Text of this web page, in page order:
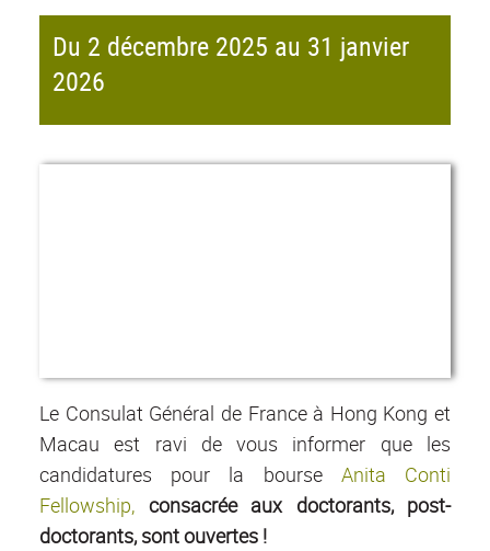
Du 2 décembre 2025 au 31 janvier
2026
Le Consulat Général de France à Hong Kong et
Macau est ravi de vous informer que les
candidatures pour la bourse Anita Conti
Fellowship, consacrée aux doctorants, post-
doctorants, sont ouvertes !